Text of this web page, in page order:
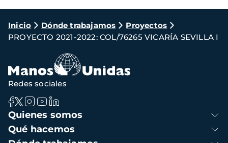
Ruta
de
navegación
Inicio Dónde trabajamos
Proyectos
PROYECTO 2021-2022: COL/76265 VICARÍA SEVILLA I
Navegación
principal
Quienes somos
Qué hacemos
Redes sociales